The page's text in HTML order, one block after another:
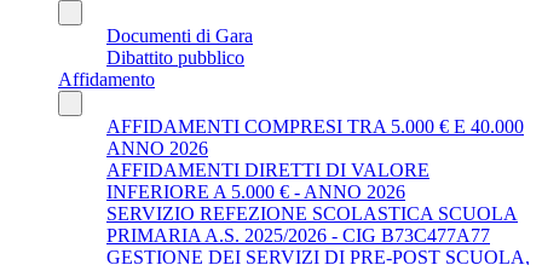
Documenti di Gara
Dibattito pubblico
Affidamento
AFFIDAMENTI COMPRESI TRA 5.000 € E 40.000
ANNO 2026
AFFIDAMENTI DIRETTI DI VALORE
INFERIORE A 5.000 € - ANNO 2026
SERVIZIO REFEZIONE SCOLASTICA SCUOLA
PRIMARIA A.S. 2025/2026 - CIG B73C477A77
GESTIONE DEI SERVIZI DI PRE-POST SCUOLA,